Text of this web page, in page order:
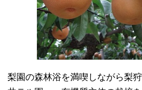
梨園の森林浴を満喫しながら梨